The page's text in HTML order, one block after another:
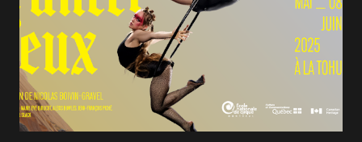
locaux. Pour le lunch par exemple, une intéressante table
d'hôte 3 services est proposée à 50$ selon l'inspiration du
chef. À la carte, on retrouve des plats français classiques
revisités comme l'œuf en meurette, le vol-au-vent...